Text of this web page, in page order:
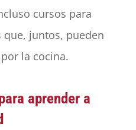
cursos para
juntos, pueden
la cocina.
aprender a